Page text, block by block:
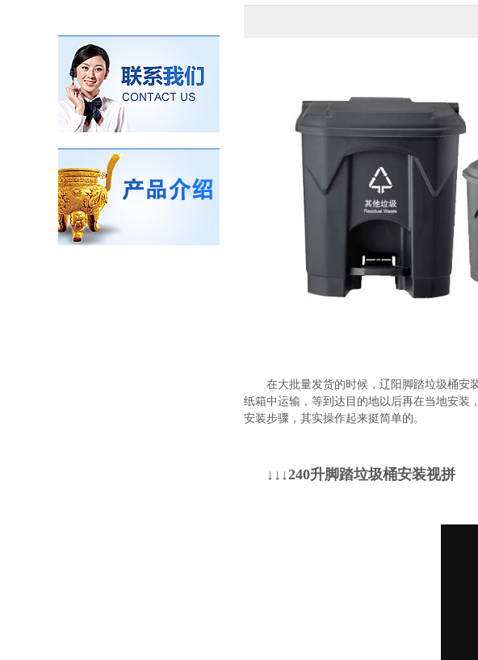
在大批量发货的时候，辽阳脚踏垃圾桶安
纸箱中运输，等到达目的地以后再在当地安装
安装步骤，其实操作起来挺简单的。
↓↓↓240升脚踏垃圾桶安装视拼